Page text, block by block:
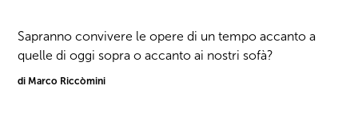
Sapranno convivere le opere di un tempo accanto a
quelle di oggi sopra o accanto ai nostri sofà?
di Marco Riccòmini